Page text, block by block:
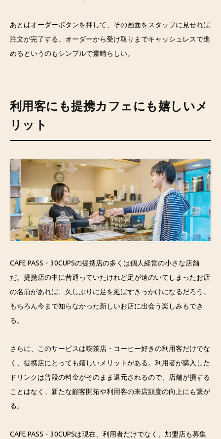
あとはオーダーボタンを押して、その画面をスタッフに見せれば
注文が完了する。オーダーから受け取りまでキャッシュレスで進
めるというのもシンプルで素晴らしい。
利用客にも提携カフェにも嬉しいメ
リット
CAFE PASS・30CUPSの提携店の多くは個人経営の小さな店舗
だ。提携店の中に昔通っていたけれど足が遠のいてしまったお店
の名前があれば、久しぶりに足を延ばすきっかけになるだろう。
もちろん今まで知らなかった新しいお店に出会う楽しみもでき
る。
さらに、このサービスは喫茶店・コーヒー好きの利用客だけでな
く、提携店にとっても嬉しいメリットがある。利用者が購入した
ドリンクは普段の料金がそのまま還元されるので、店舗が損する
ことはなく、新たな顧客開拓や利用客の来店頻度の向上にも繋が
る。
CAFE PASS・30CUPSは現在、利用者だけでなく、加盟店も募集